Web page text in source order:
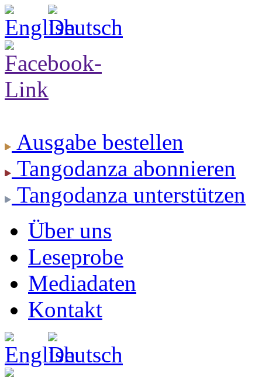
Ausgabe bestellen
Tangodanza abonnieren
Tangodanza unterstützen
Über uns
Leseprobe
Mediadaten
Kontakt